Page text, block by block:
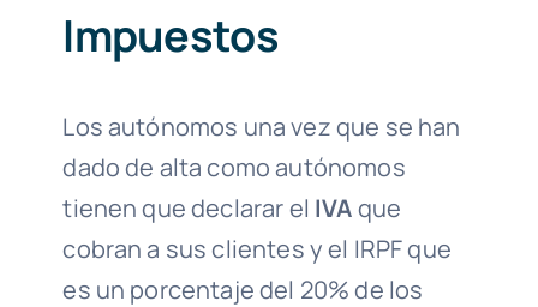
Impuestos
Los autónomos una vez que se han
dado de alta como autónomos
tienen que declarar el IVAque
cobran a sus clientes y el IRPF que
es un porcentaje del 20% de los